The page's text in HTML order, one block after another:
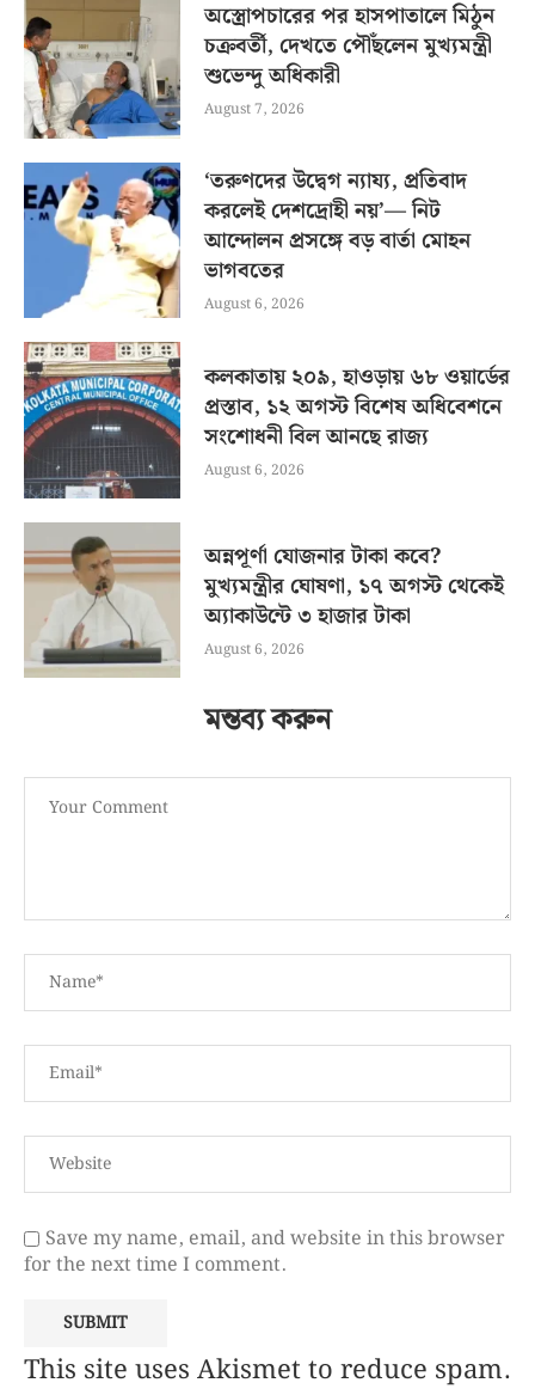
অস্ত্রোপচারের পর হাসপাতালে মিঠুন
চক্রবর্তী, দেখতে পৌঁছলেন মুখ্যমন্ত্রী
শুভেন্দু অধিকারী
August 7, 2026
‘তরুণদের উদ্বেগ ন্যায্য, প্রতিবাদ
করলেই দেশদ্রোহী নয়’— নিট
আন্দোলন প্রসঙ্গে বড় বার্তা মোহন
ভাগবতের
August 6, 2026
কলকাতায় ২০৯, হাওড়ায় ৬৮ ওয়ার্ডের
প্রস্তাব, ১২ অগস্ট বিশেষ অধিবেশনে
সংশোধনী বিল আনছে রাজ্য
August 6, 2026
অন্নপূর্ণা যোজনার টাকা কবে?
মুখ্যমন্ত্রীর ঘোষণা, ১৭ অগস্ট থেকেই
অ্যাকাউন্টে ৩ হাজার টাকা
August 6, 2026
মন্তব্য করুন
Save my name, email, and website in this browser
for the next time I comment.
This site uses Akismet to reduce spam.